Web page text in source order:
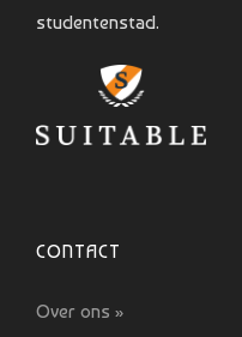
studentenstad.
CONTACT
Over ons »